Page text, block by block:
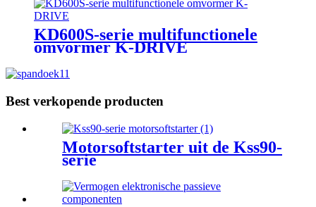
KD600S-serie multifunctionele
omvormer K-DRIVE
Best verkopende producten
Motorsoftstarter uit de Kss90-
serie